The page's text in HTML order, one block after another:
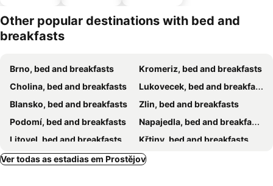
mento
Other popular destinations with bed and
breakfasts
Brno, bed and breakfasts
Kromeriz, bed and breakfasts
Cholina, bed and breakfasts
Lukovecek, bed and breakfasts
Blansko, bed and breakfasts
Zlin, bed and breakfasts
Podomí, bed and breakfasts
Napajedla, bed and breakfasts
Litovel, bed and breakfasts
Křtiny, bed and breakfasts
Tecovice, bed and breakfasts
Jedovnice, bed and breakfasts
Ver todas as estadias em Prostějov